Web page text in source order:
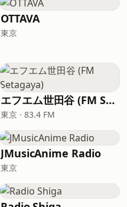
OTTAVA
東京
エフエム世田谷 (FM Setagaya)
東京 · 83.4 FM
JMusicAnime Radio
東京